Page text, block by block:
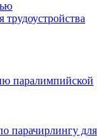
паралимпийской